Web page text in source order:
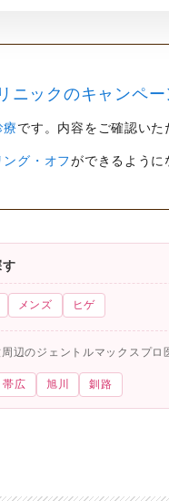
ニックのキャンペ
療です。内容をご確認いた
ング・オフができるように
メンズ ヒゲ
辺のジェントルマックスプロ
帯広 旭川 釧路